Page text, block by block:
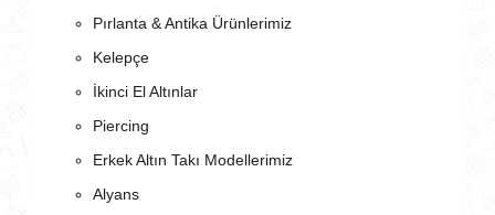
Pırlanta & Antika Ürünlerimiz
Kelepçe
İkinci El Altınlar
Piercing
Erkek Altın Takı Modellerimiz
Alyans